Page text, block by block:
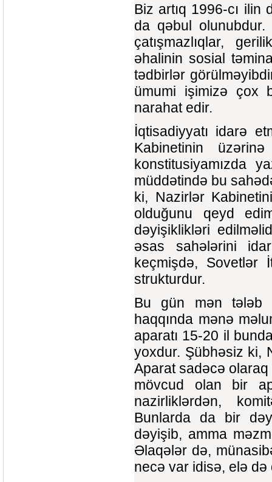
Biz artıq 1996-cı ilin
da qəbul olunubdur.
çatışmazlıqlar,
əhalinin sosial
tədbirlər
ümumi işimizə çox
narahat edir.
İqtisadiyyatı idarə
Kabinetinin
konstitusiyamızda
müddətində bu
ki, Nazirlər
olduğunu qeyd
dəyişiklikləri
əsas sahələrini
keçmişdə, Sovetlər
strukturdur.
Bu gün mən tələb
haqqında mənə
aparatı 15-20 il
yoxdur. Şübhəsiz ki,
Aparat sadəcə
mövcud olan bir
nazirliklərdən,
Bunlarda da bir
dəyişib, amma
Əlaqələr də,
necə var idisə, elə də